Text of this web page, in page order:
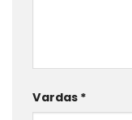
Vardas *